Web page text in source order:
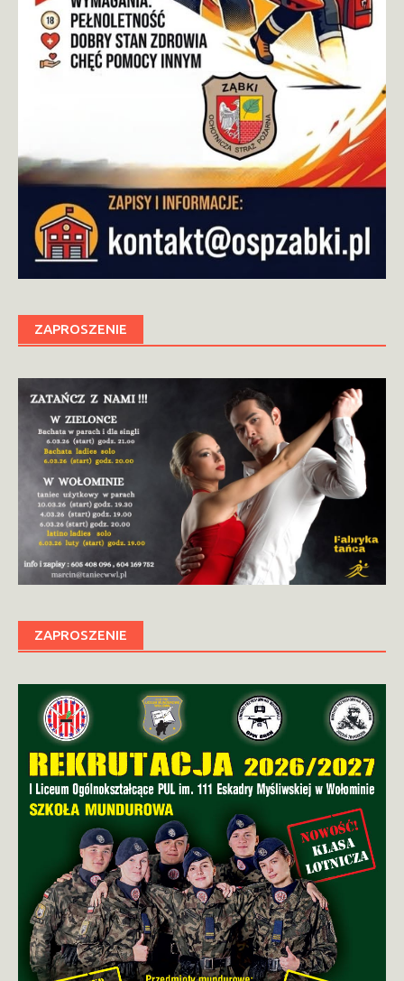
ZAPROSZENIE
ZAPROSZENIE